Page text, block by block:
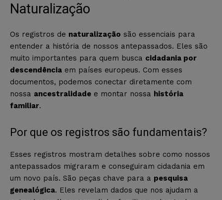
Naturalização
Os registros de naturalização são essenciais para
entender a história de nossos antepassados. Eles são
muito importantes para quem busca cidadania por
descendência em países europeus. Com esses
documentos, podemos conectar diretamente com
nossa ancestralidade e montar nossa história
familiar.
Por que os registros são fundamentais?
Esses registros mostram detalhes sobre como nossos
antepassados migraram e conseguiram cidadania em
um novo país. São peças chave para a pesquisa
genealógica. Eles revelam dados que nos ajudam a